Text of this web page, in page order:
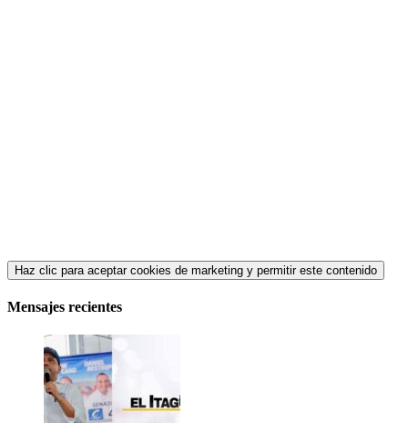
Haz clic para aceptar cookies de marketing y permitir este contenido
Mensajes recientes